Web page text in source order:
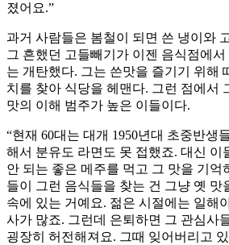
졌어요.”
과거 사람들은 봄철이 되면 쓴 냉이와
그 흔했던 고들빼기가 이젠 음식점에
는 개탄했다. 그는 쓴맛을 즐기기 위해
치를 찾아 식당을 헤맨다. 그런 점에서
맛의 이해 범주가 높은 이들이다.
“현재 60대는 대개 1950년대 초중반생
해서 분유도 라면도 못 접했죠. 대신 이
안 되는 좋은 메주를 먹고 그 맛을 기억
들이 그런 음식들을 찾는 건 그냥 옛 맛
속에 있는 거예요. 젊은 시절에는 일해
사가 많죠. 그런데 은퇴하면 그 관심사
굉장히 허전해져요. 그때 잊어버리고